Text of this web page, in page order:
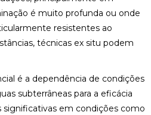
é muito profunda ou onde
resistentes ao
técnicas ex situ podem
é a dependência de condições
subterrâneas para a eficácia
em condições como